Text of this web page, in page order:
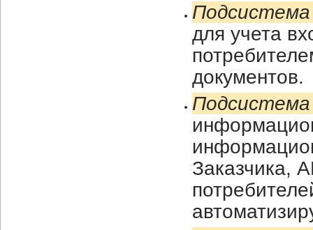
для учета
документов.
Заказчика,